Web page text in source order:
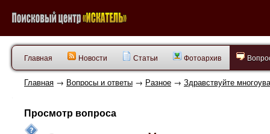
Главная Новости Статьи Фотоархив
Главная → Вопросы и ответы → Разное → Здравствуйте
Просмотр вопроса